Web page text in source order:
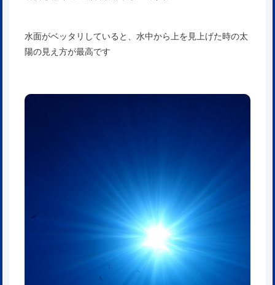
水面がベッタリしていると、水中から上を見上げた時の太
陽の見え方が最高です